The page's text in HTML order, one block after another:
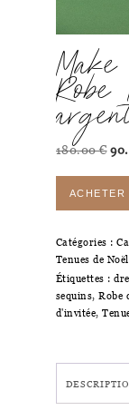
180.00€ Le
ACHETER
Catégories :
Tenues de
Étiquettes :
sequins, Robe
d'invitée,